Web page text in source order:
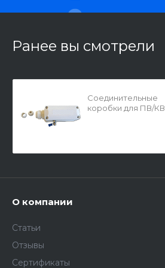
Ранее вы смотрели
Соединительные
коробки для ПВ/КВ
О компании
Статьи
Отзывы
Сертификаты